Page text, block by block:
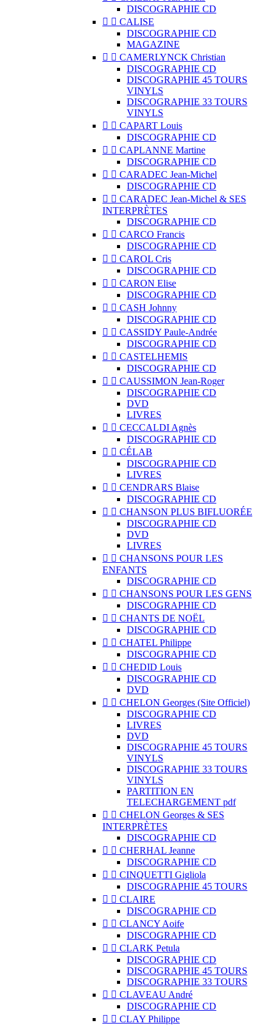
DISCOGRAPHIE CD
  CALISE
DISCOGRAPHIE CD
MAGAZINE
  CAMERLYNCK Christian
DISCOGRAPHIE CD
DISCOGRAPHIE 45 TOURS
VINYLS
DISCOGRAPHIE 33 TOURS
VINYLS
  CAPART Louis
DISCOGRAPHIE CD
  CAPLANNE Martine
DISCOGRAPHIE CD
  CARADEC Jean-Michel
DISCOGRAPHIE CD
  CARADEC Jean-Michel & SES
INTERPRÈTES
DISCOGRAPHIE CD
  CARCO Francis
DISCOGRAPHIE CD
  CAROL Cris
DISCOGRAPHIE CD
  CARON Elise
DISCOGRAPHIE CD
  CASH Johnny
DISCOGRAPHIE CD
  CASSIDY Paule-Andrée
DISCOGRAPHIE CD
  CASTELHEMIS
DISCOGRAPHIE CD
  CAUSSIMON Jean-Roger
DISCOGRAPHIE CD
DVD
LIVRES
  CECCALDI Agnès
DISCOGRAPHIE CD
  CÉLAB
DISCOGRAPHIE CD
LIVRES
  CENDRARS Blaise
DISCOGRAPHIE CD
  CHANSON PLUS BIFLUORÉE
DISCOGRAPHIE CD
DVD
LIVRES
  CHANSONS POUR LES
ENFANTS
DISCOGRAPHIE CD
  CHANSONS POUR LES GENS
DISCOGRAPHIE CD
  CHANTS DE NOËL
DISCOGRAPHIE CD
  CHATEL Philippe
DISCOGRAPHIE CD
  CHEDID Louis
DISCOGRAPHIE CD
DVD
  CHELON Georges (Site Officiel)
DISCOGRAPHIE CD
LIVRES
DVD
DISCOGRAPHIE 45 TOURS
VINYLS
DISCOGRAPHIE 33 TOURS
VINYLS
PARTITION EN
TELECHARGEMENT pdf
  CHELON Georges & SES
INTERPRÈTES
DISCOGRAPHIE CD
  CHERHAL Jeanne
DISCOGRAPHIE CD
  CINQUETTI Gigliola
DISCOGRAPHIE 45 TOURS
  CLAIRE
DISCOGRAPHIE CD
  CLANCY Aoife
DISCOGRAPHIE CD
  CLARK Petula
DISCOGRAPHIE CD
DISCOGRAPHIE 45 TOURS
DISCOGRAPHIE 33 TOURS
  CLAVEAU André
DISCOGRAPHIE CD
  CLAY Philippe